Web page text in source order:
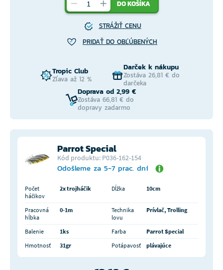
DO KOŠÍKA
STRÁŽIŤ CENU
PRIDAŤ DO OBĽÚBENÝCH
Tropic Club
Zľava až 12 %
Darček k nákupu
Zostáva 26,81 € do
darčeka
Doprava od 2,99 €
Zostáva 66,81 € do
dopravy zadarmo
Parrot Special
Kód produktu: P036-162-154
Odošleme za 5-7 prac. dní
Počet
háčikov
2x trojháčik Dĺžka 10cm
Pracovná
hĺbka
0-1m
Technika
lovu
Prívlač, Trolling
Balenie 1ks Farba
Parrot Special
Hmotnosť
31gr Potápavosť plávajúce